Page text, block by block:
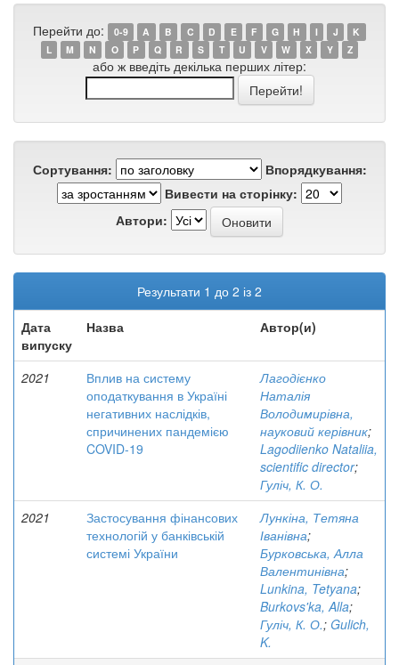
Перейти до: 0-9 A B C D E F G H I J
K
L
M N O P Q R S T U V W X Y Z
або ж введіть декілька перших літер:
Сортування:
Впорядкування:
Вивести на сторінку:
Автори:
Результати 1 до 2 із 2
Дата
випуску
Назва Автор(и)
2021
Вплив на систему
оподаткування в Україні
негативних наслідків,
спричинених пандемією
COVID-19
Лагодієнко
Наталія
Володимирівна,
науковий керівник;
Lagodiienko Nataliia,
scientific director;
Гуліч, К. О.
2021
Застосування фінансових
технологій у банківській
системі України
Лункіна, Тетяна
Іванівна;
Бурковська, Алла
Валентинівна;
Lunkina, Tetyana;
Burkovs'ka, Alla;
Гуліч, К. О.; Gulich,
K.